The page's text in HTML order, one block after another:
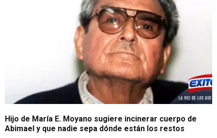
Hijo de María E. Moyano sugiere incinerar cuerpo de
Abimael y que nadie sepa dónde están los restos